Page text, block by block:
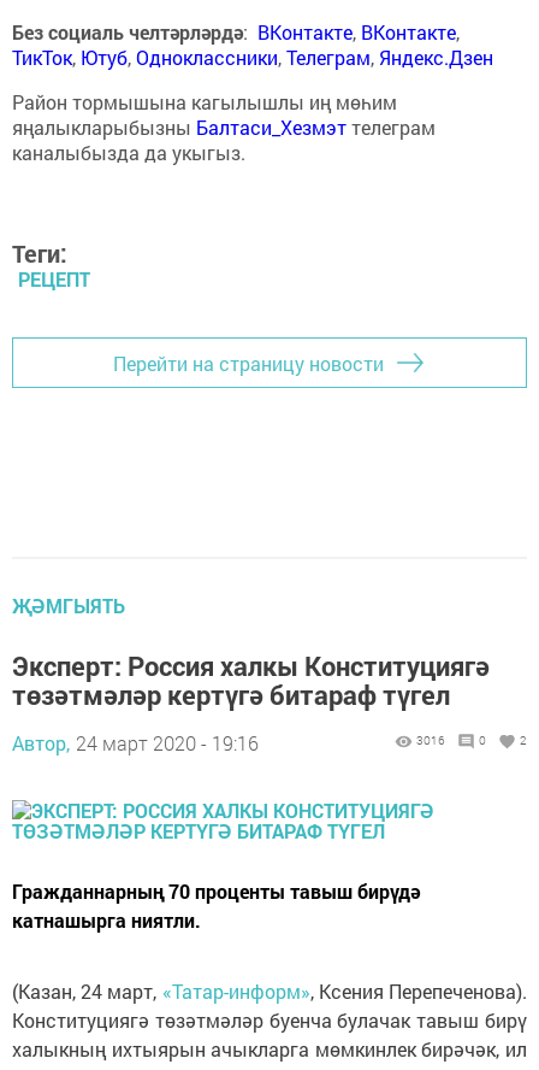
Без социаль челтәрләрдә: ВКонтакте, ВКонтакте,
ТикТок, Ютуб,Одноклассники,Телеграм, Яндекс.Дзен
Район тормышына кагылышлы иң мөһим
яңалыкларыбызны Балтаси_Хезмэттелеграм
каналыбызда да укыгыз.
Теги:
РЕЦЕПТ
Перейти на страницу новости
ҖӘМГЫЯТЬ
Эксперт: Россия халкы Конституциягә
төзәтмәләр кертүгә битараф түгел
Автор, 24 март 2020 - 19:16 3016 0 2
Гражданнарның 70 проценты тавыш бирүдә
катнашырга ниятли.
(Казан, 24 март, «Татар-информ», Ксения Перепеченова).
Конституциягә төзәтмәләр буенча булачак тавыш бирү
халыкның ихтыярын ачыкларга мөмкинлек бирәчәк, ил